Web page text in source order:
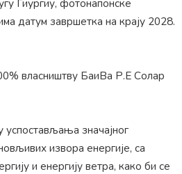
Гиургиу, фотонапонске
датум завршетка на крају 2028.
власништву БаиВа Р.Е Солар
успостављања значајног
извора енергије, са
и енергију ветра, како би се